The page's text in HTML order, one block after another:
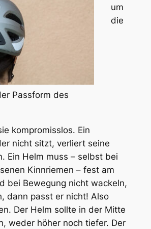
Passform des
um
die
kompromisslos. Ein
nicht sitzt, verliert seine
Ein Helm muss – selbst bei
Kinnriemen – fest am
bei Bewegung nicht wackeln,
dann passt er nicht! Also
Der Helm sollte in der Mitte
weder höher noch tiefer. Der